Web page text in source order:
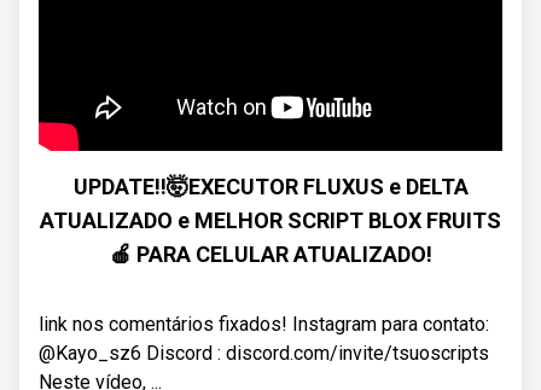
UPDATE!!🤯EXECUTOR FLUXUS e DELTA
ATUALIZADO e MELHOR SCRIPT BLOX FRUITS
🍎 PARA CELULAR ATUALIZADO!
link nos comentários fixados! Instagram para contato:
@Kayo_sz6 Discord : discord.com/invite/tsuoscripts
Neste vídeo, ...